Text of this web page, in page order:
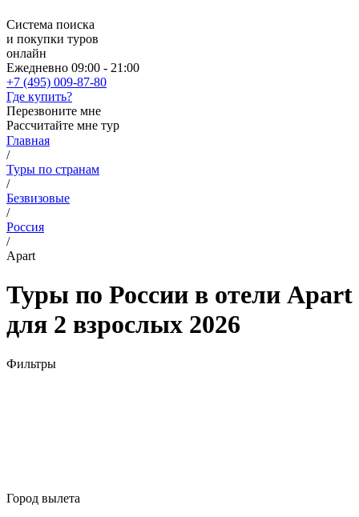
Система поиска
и покупки туров
онлайн
Ежедневно 09:00 - 21:00
+7 (495) 009-87-80
Где купить?
Перезвоните мне
Рассчитайте мне тур
Главная
/
Туры по странам
/
Безвизовые
/
Россия
/
Apart
Туры по России в отели Apart
для 2 взрослых 2026
Фильтры
Город вылета